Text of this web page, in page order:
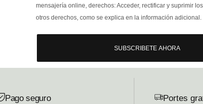
mensajería online, derechos: Acceder, rectificar y suprimir
otros derechos, como se explica en la información adicional.
SUBSCRIBETE AHORA
Pago seguro
Portes